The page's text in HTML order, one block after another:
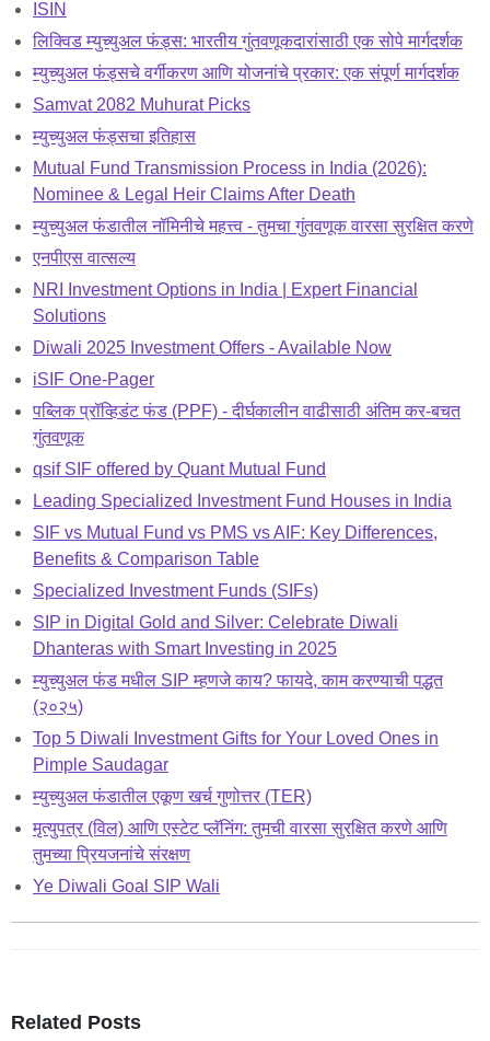
ISIN
लिक्विड म्युच्युअल फंड्स: भारतीय गुंतवणूकदारांसाठी एक सोपे मार्गदर्शक
म्युच्युअल फंड्सचे वर्गीकरण आणि योजनांचे प्रकार: एक संपूर्ण मार्गदर्शक
Samvat 2082 Muhurat Picks
म्युच्युअल फंड्सचा इतिहास
Mutual Fund Transmission Process in India (2026):
Nominee & Legal Heir Claims After Death
म्युच्युअल फंडातील नॉमिनीचे महत्त्व - तुमचा गुंतवणूक वारसा सुरक्षित करणे
एनपीएस वात्सल्य
NRI Investment Options in India | Expert Financial
Solutions
Diwali 2025 Investment Offers - Available Now
iSIF One-Pager
पब्लिक प्रॉव्हिडंट फंड (PPF) - दीर्घकालीन वाढीसाठी अंतिम कर-बचत
गुंतवणूक
qsif SIF offered by Quant Mutual Fund
Leading Specialized Investment Fund Houses in India
SIF vs Mutual Fund vs PMS vs AIF: Key Differences,
Benefits & Comparison Table
Specialized Investment Funds (SIFs)
SIP in Digital Gold and Silver: Celebrate Diwali
Dhanteras with Smart Investing in 2025
म्युच्युअल फंड मधील SIP म्हणजे काय? फायदे, काम करण्याची पद्धत
(२०२५)
Top 5 Diwali Investment Gifts for Your Loved Ones in
Pimple Saudagar
म्युच्युअल फंडातील एकूण खर्च गुणोत्तर (TER)
मृत्युपत्र (विल) आणि एस्टेट प्लॅनिंग: तुमची वारसा सुरक्षित करणे आणि
तुमच्या प्रियजनांचे संरक्षण
Ye Diwali Goal SIP Wali
Related Posts